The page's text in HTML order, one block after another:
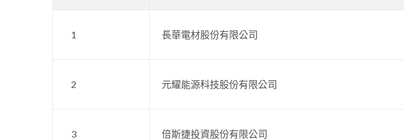
1 長華電材股份有限公司
2 元耀能源科技股份有限公司
3 倍斯捷投資股份有限公司